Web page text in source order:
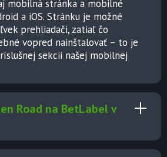
mobilná stránka a mobilné
a iOS. Stránku je možné
prehliadači, zatiaľ čo
vopred nainštalovať – to je
sekcii našej mobilnej
Road na BetLabel v